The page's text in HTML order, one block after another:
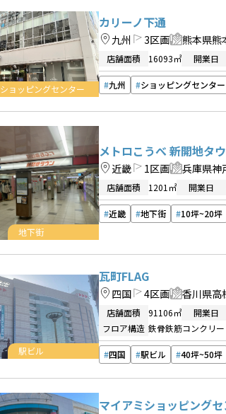
ショッピングセンター
カリーノ下通
九州 3区画 熊本県熊
店舗面積 16093㎡ 開業日
九州 ショッピングセンター
地下街
メトロこうべ 新開地タ
近畿 1区画 兵庫県神
店舗面積 1201㎡ 開業日
近畿 地下街 10坪~20坪
駅ビル
瓦町FLAG
四国 4区画 香川県高
店舗面積 91106㎡ 開業日
フロア構造 鉄骨鉄筋コンクリ
四国 駅ビル 40坪~50坪
マイアミショッピングセ